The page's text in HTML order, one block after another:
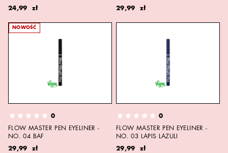
DRAGON
24,99 zł 29,99 zł
NOWOŚĆ
0
FLOW MASTER PEN EYELINER -
NO. 04 BAF
29,99 zł
0
FLOW MASTER PEN EYELINER -
NO. 03 LAPIS LAZULI
29,99 zł